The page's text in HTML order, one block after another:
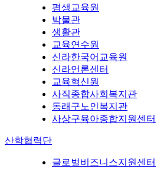
평생교육원
박물관
생활관
교육연수원
신라한국어교육원
신라언론센터
교육혁신원
사직종합사회복지관
동래구노인복지관
사상구육아종합지원센터
산학협력단
글로벌비즈니스지원센터